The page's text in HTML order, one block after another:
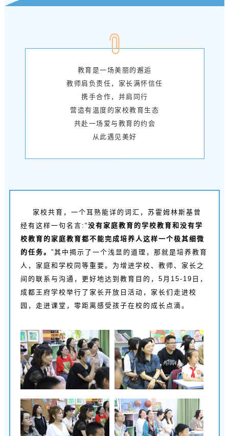
教育是一场美丽的邂逅
教师肩负责任，家长满怀信任
携手合作，并肩同行
营造有温度的家校教育生态
共赴一场爱与教育的约会
从此遇见美好
家校共育，一个耳熟能详的词汇，苏霍姆林斯基曾
经有这样一句名言:“没有家庭教育的学校教育和没有学
校教育的家庭教育都不能完成培养人这样一个极其细微
的任务。 ”其中揭示了一个浅显的道理，那就是培养教育
人，家庭和学校同等重要。为增进学校、教师、家长之
间的联系与沟通，更好地达到教育目的，5月15-19日，
成都王府学校举行了家长开放日活动，家长们走进校
园，走进课堂，零距离感受孩子在校的成长点滴。